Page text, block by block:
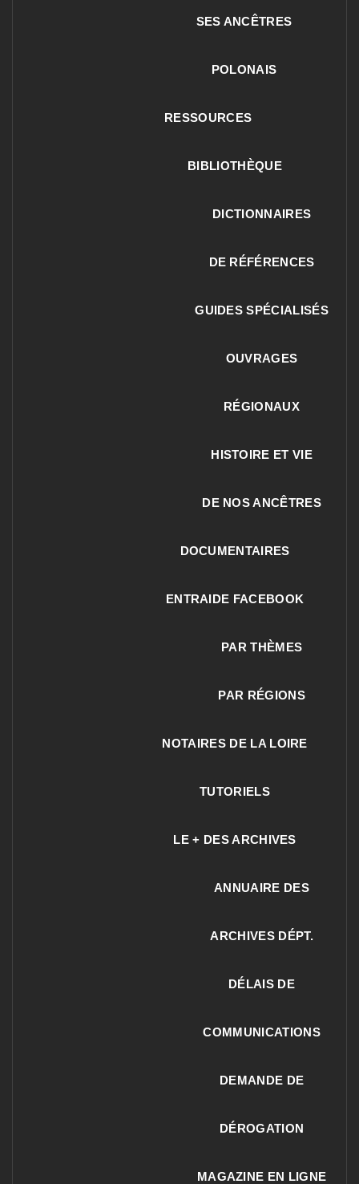
SES ANCÊTRES
POLONAIS
RESSOURCES
BIBLIOTHÈQUE
DICTIONNAIRES
DE RÉFÉRENCES
GUIDES SPÉCIALISÉS
OUVRAGES
RÉGIONAUX
HISTOIRE ET VIE
DE NOS ANCÊTRES
DOCUMENTAIRES
ENTRAIDE FACEBOOK
PAR THÈMES
PAR RÉGIONS
NOTAIRES DE LA LOIRE
TUTORIELS
LE + DES ARCHIVES
ANNUAIRE DES
ARCHIVES DÉPT.
DÉLAIS DE
COMMUNICATIONS
DEMANDE DE
DÉROGATION
MAGAZINE EN LIGNE